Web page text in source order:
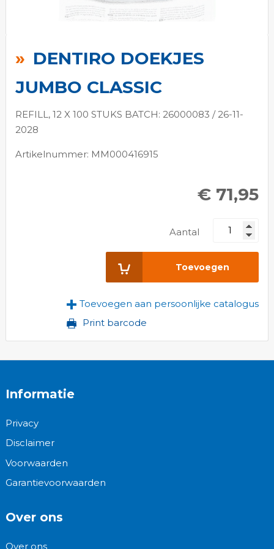
DENTIRO DOEKJES
JUMBO CLASSIC
REFILL, 12 X 100 STUKS BATCH: 26000083 / 26-11-
2028
Artikelnummer: MM000416915
€ 71,95
Aantal
Toevoegen
Toevoegen aan persoonlijke catalogus
Print barcode
het
begin
van
de
afbeeldingen-
Informatie
Privacy
Disclaimer
Voorwaarden
Garantievoorwaarden
Over ons
Over ons